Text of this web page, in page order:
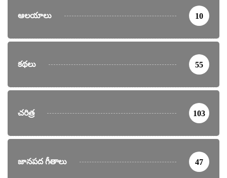
ఆలయాలు 10
కథలు 55
చరిత్ర 103
జానపద గీతాలు 47